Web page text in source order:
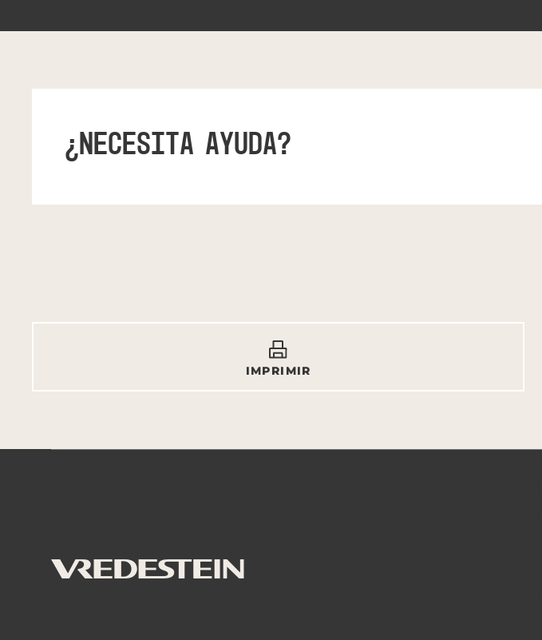
¿NECESITA AYUDA?
IMPRIMIR